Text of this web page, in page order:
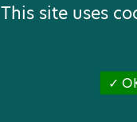
plantes
This site uses